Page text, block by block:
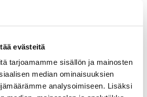
evästeitä
tarjoamamme sisällön ja mainosten
median ominaisuuksien
analysoimiseen. Lisäksi
Matkakumppanuuden päivä
08.09.2026